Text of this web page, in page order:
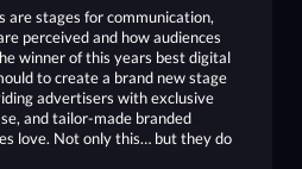
are stages for communication,
perceived and how audiences
winner of this years best digital
to create a brand new stage
advertisers with exclusive
and tailor-made branded
love. Not only this… but they do